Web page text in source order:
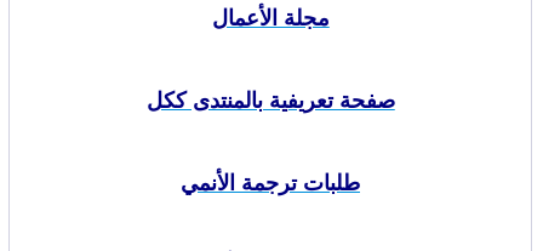
مجلة الأعمال
صفحة تعريفية بالمنتدى ككل
طلبات ترجمة الأنمي